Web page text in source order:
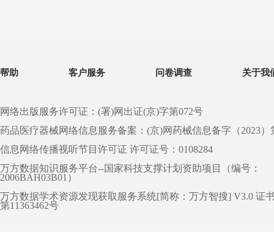
帮助 客户服务 问卷调查 关于我
网络出版服务许可证：(署)网出证(京)字第072号
药品医疗器械网络信息服务备案：(京)网药械信息备字（2023）
信息网络传播视听节目许可证 许可证号：0108284
万方数据知识服务平台--国家科技支撑计划资助项目（编号：
2006BAH03B01）
万方数据学术资源发现获取服务系统[简称：万方智搜] V3.0 证
第11363462号